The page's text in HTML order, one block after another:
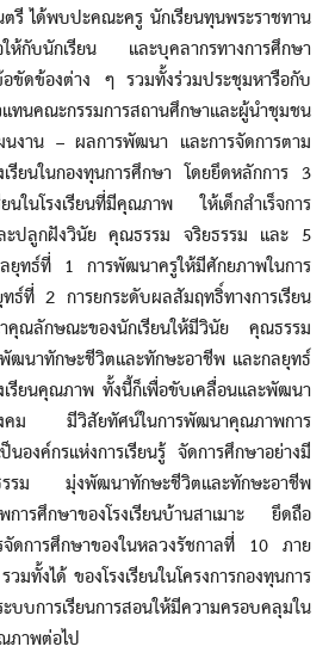
พบปะคณะครู นักเรียนทุนพระราชทาน
ให้กับนักเรียน และบุคลากรทางการศึกษา
ขัดข้องต่าง ๆ รวมทั้งร่วมประชุมหารือกับ
นคณะกรรมการสถานศึกษาและผู้นำชุมชน
นงาน – ผลการพัฒนา และการจัดการตาม
เรียนในกองทุนการศึกษา โดยยึดหลักการ 3
นในโรงเรียนที่มีคุณภาพ ให้เด็กสำเร็จการ
ะปลูกฝังวินัย คุณธรรม จริยธรรม และ 5
ทธ์ที่ 1 การพัฒนาครูให้มีศักยภาพในการ
ธ์ที่ 2 การยกระดับผลสัมฤทธิ์ทางการเรียน
ลักษณะของนักเรียนให้มีวินัย คุณธรรม
ฒนาทักษะชีวิตและทักษะอาชีพ และกลยุทธ์
เรียนคุณภาพ ทั้งนี้ก็เพื่อขับเคลื่อนและพัฒนา
สังคม มีวิสัยทัศน์ในการพัฒนาคุณภาพการ
องค์กรแห่งการเรียนรู้ จัดการศึกษาอย่างมี
มุ่งพัฒนาทักษะชีวิตและทักษะอาชีพ
ารศึกษาของโรงเรียนบ้านสาเมาะ ยึดถือ
จัดการศึกษาของในหลวงรัชกาลที่ 10 ภาย
ทั้งได้ ของโรงเรียนในโครงการกองทุนการ
บบการเรียนการสอนให้มีความครอบคลุมใน
ภาพต่อไป